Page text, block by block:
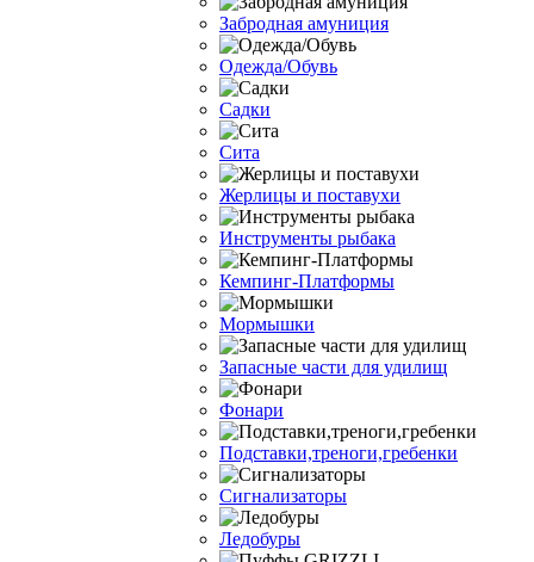
Забродная амуниция
Одежда/Обувь
Садки
Сита
Жерлицы и поставухи
Инструменты рыбака
Кемпинг-Платформы
Мормышки
Запасные части для удилищ
Фонари
Подставки,треноги,гребенки
Сигнализаторы
Ледобуры